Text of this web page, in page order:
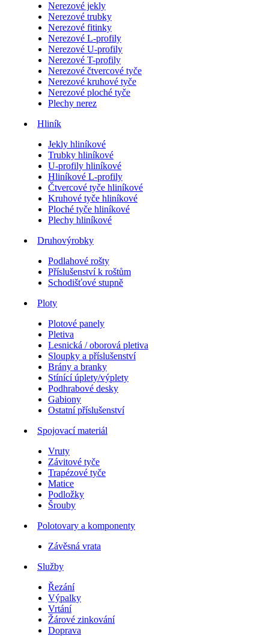
Nerezové jekly
Nerezové trubky
Nerezové fitinky
Nerezové L-profily
Nerezové U-profily
Nerezové T-profily
Nerezové čtvercové tyče
Nerezové kruhové tyče
Nerezové ploché tyče
Plechy nerez
Hliník
Jekly hliníkové
Trubky hliníkové
U-profily hliníkové
Hliníkové L-profily
Čtvercové tyče hliníkové
Kruhové tyče hliníkové
Ploché tyče hliníkové
Plechy hliníkové
Druhovýrobky
Podlahové rošty
Příslušenství k roštům
Schodišťové stupně
Ploty
Plotové panely
Pletiva
Lesnická / oborová pletiva
Sloupky a příslušenství
Brány a branky
Stínící úplety/výplety
Podhrabové desky
Gabiony
Ostatní příslušenství
Spojovací materiál
Vruty
Závitové tyče
Trapézové tyče
Matice
Podložky
Šrouby
Polotovary a komponenty
Závěsná vrata
Služby
Řezání
Výpalky
Vrtání
Žárové zinkování
Doprava